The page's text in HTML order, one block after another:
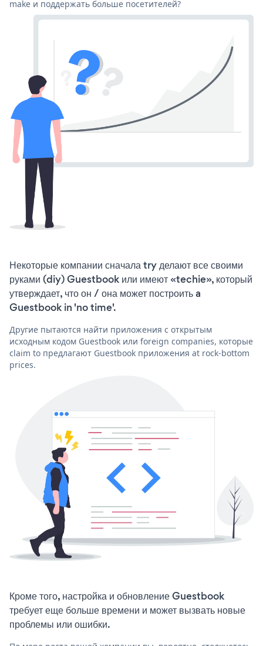
make и поддержать больше посетителей?
Некоторые компании сначала try делают все своими
руками (diy) Guestbook или имеют «techie», который
утверждает, что он / она может построить a
Guestbook in 'no time'.
Другие пытаются найти приложения с открытым
исходным кодом Guestbook или foreign companies, которые
claim to предлагают Guestbook приложения at rock-bottom
prices.
Кроме того, настройка и обновление Guestbook
требует еще больше времени и может вызвать новые
проблемы или ошибки.